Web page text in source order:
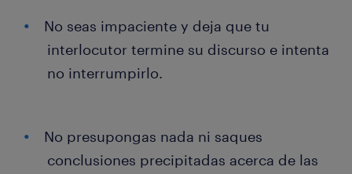
No seas impaciente y deja que tu
interlocutor termine su discurso e intenta
no interrumpirlo.
No presupongas nada ni saques
conclusiones precipitadas acerca de las